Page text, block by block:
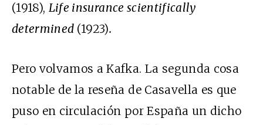
(1918), Life insurance scientifically
determined (1923).
Pero volvamos a Kafka. La segunda cosa
notable de la reseña de Casavella es que
puso en circulación por España un dicho